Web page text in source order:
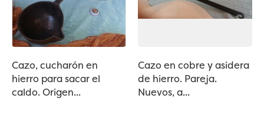
Cazo, cucharón en
hierro para sacar el
caldo. Origen...
Cazo en cobre y asidera
de hierro. Pareja.
Nuevos, a...